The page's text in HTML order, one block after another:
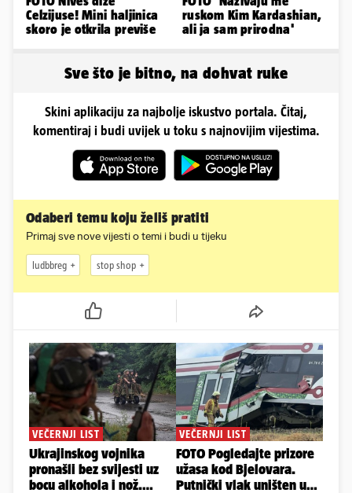
Celzijuse! Mini haljinica
skoro je otkrila previše
ruskom Kim Kardashian,
ali ja sam prirodna'
Sve što je bitno, na dohvat ruke
Skini aplikaciju za najbolje iskustvo portala. Čitaj,
komentiraj i budi uvijek u toku s najnovijim vijestima.
Odaberi temu koju želiš pratiti
Primaj sve nove vijesti o temi i budi u tijeku
ludbbreg stop shop